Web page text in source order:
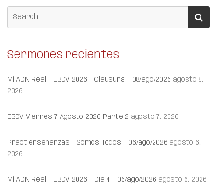
Sermones recientes
Mi ADN Real – EBDV 2026 – Clausura – 08/ago/2026 agosto 8,
2026
EBDV Viernes 7 Agosto 2026 Parte 2 agosto 7, 2026
Practienseñanzas – Somos Todos – 06/ago/2026 agosto 6,
2026
Mi ADN Real – EBDV 2026 – Día 4 – 06/ago/2026 agosto 6, 2026